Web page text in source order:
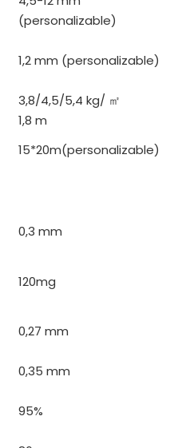
(personalizable)
1,2 mm (personalizable)
3,8/4,5/5,4 kg/ ㎡
1,8 m
15*20m(personalizable)
0,3 mm
120mg
0,27 mm
0,35 mm
95%